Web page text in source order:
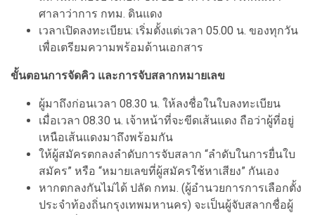
ศาลาว่าการ กทม. ดินแดง
เวลาเปิดลงทะเบียน: เริ่มตั้งแต่เวลา 05.00 น. ของทุกวัน
เพื่อเตรียมความพร้อมด้านเอกสาร
ขั้นตอนการจัดคิว และการจับสลากหมายเลข
ผู้มาถึงก่อนเวลา 08.30 น. ให้ลงชื่อในใบลงทะเบียน
เมื่อเวลา 08.30 น. เจ้าหน้าที่จะขีดเส้นแดง ถือว่าผู้ที่อยู่
เหนือเส้นแดงมาถึงพร้อมกัน
ให้ผู้สมัครตกลงลำดับการจับสลาก “ลำดับในการยื่นใบ
สมัคร” หรือ “หมายเลขที่ผู้สมัครใช้หาเสียง” กันเอง
หากตกลงกันไม่ได้ ปลัด กทม. (ผู้อำนวยการการเลือกตั้ง
ประจำท้องถิ่นกรุงเทพมหานคร) จะเป็นผู้จับสลากชื่อผู้